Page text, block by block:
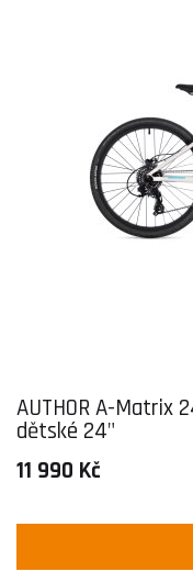
AUTHOR A-Matrix
dětské 24"
11 990 Kč